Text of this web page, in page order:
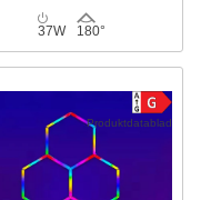
37W 180°
Produktdatablad